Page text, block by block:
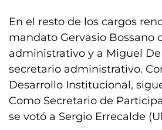
En el resto de los cargos
mandato Gervasio Bossano
administrativo y a Miguel
secretario administrativo.
Desarrollo Institucional,
Como Secretario de
se votó a Sergio Errecalde